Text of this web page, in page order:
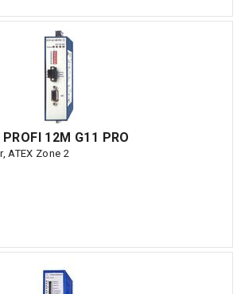
12M G11 PRO
ATEX Zone 2